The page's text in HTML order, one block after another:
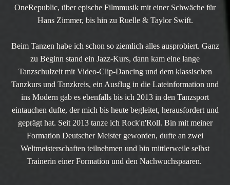
OneRepublic, über epische Filmmusik mit einer Schwäche für
Hans Zimmer, bis hin zu Ruelle & Taylor Swift.
Beim Tanzen habe ich schon so ziemlich alles ausprobiert. Ganz
zu Beginn stand ein Jazz-Kurs, dann kam eine lange
Tanzschulzeit mit Video-Clip-Dancing und dem klassischen
Tanzkurs und Tanzkreis, ein Ausflug in die Lateinformation und
ins Modern gab es ebenfalls bis ich 2013 in den Tanzsport
eintauchen dufte, der mich bis heute begleitet, herausfordert und
geprägt hat. Seit 2013 tanze ich Rock'n'Roll. Bin mit meiner
Formation Deutscher Meister geworden, dufte an zwei
Weltmeisterschaften teilnehmen und bin mittlerweile selbst
Trainerin einer Formation und den Nachwuchspaaren.